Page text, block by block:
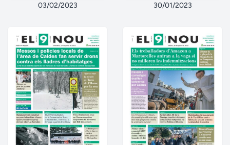
03/02/2023 30/01/2023